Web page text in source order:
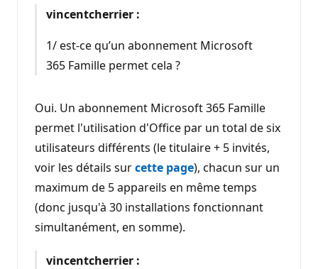
vincentcherrier :
1/ est-ce qu’un abonnement Microsoft
365 Famille permet cela ?
Oui. Un abonnement Microsoft 365 Famille
permet l'utilisation d'Office par un total de six
utilisateurs différents (le titulaire + 5 invités,
voir les détails surcette page), chacun sur un
maximum de 5 appareils en même temps
(donc jusqu'à 30 installations fonctionnant
simultanément, en somme).
vincentcherrier :